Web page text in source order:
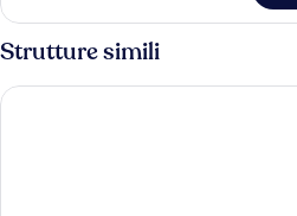
Strutture simili
Hotel Fernando III